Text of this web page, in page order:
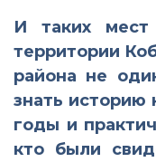
И таких мест
территории
района не
знать историю
годы и
кто были